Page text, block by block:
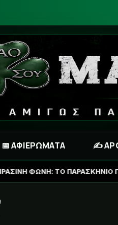
📅 ΑΦΙΕΡΩΜΑΤΑ ✍️
ΓΙΑ ΛΙΒΑΪ ΓΚΑΡΣΙΑ ΚΑΙ